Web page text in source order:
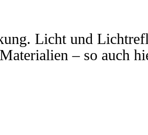
Licht und
– so auch